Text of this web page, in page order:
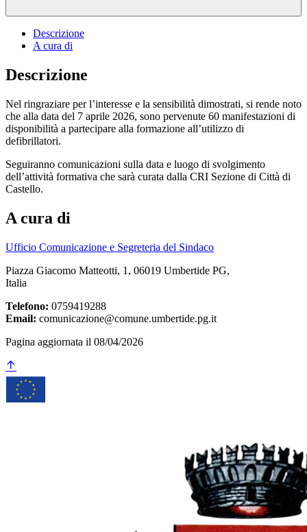
Descrizione
A cura di
Descrizione
Nel ringraziare per l’interesse e la sensibilità dimostrati, si rende noto
che alla data del 7 aprile 2026, sono pervenute 60 manifestazioni di
disponibilità a partecipare alla formazione all’utilizzo di
defibrillatori.
Seguiranno comunicazioni sulla data e luogo di svolgimento
dell’attività formativa che sarà curata dalla CRI Sezione di Città di
Castello.
A cura di
Ufficio Comunicazione e Segreteria del Sindaco
Piazza Giacomo Matteotti, 1, 06019 Umbertide PG,
Italia
Telefono: 0759419288
Email: comunicazione@comune.umbertide.pg.it
Pagina aggiornata il 08/04/2026